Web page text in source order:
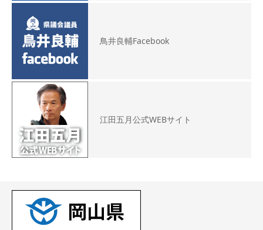
鳥井良輔Facebook
江田五月公式WEBサイト